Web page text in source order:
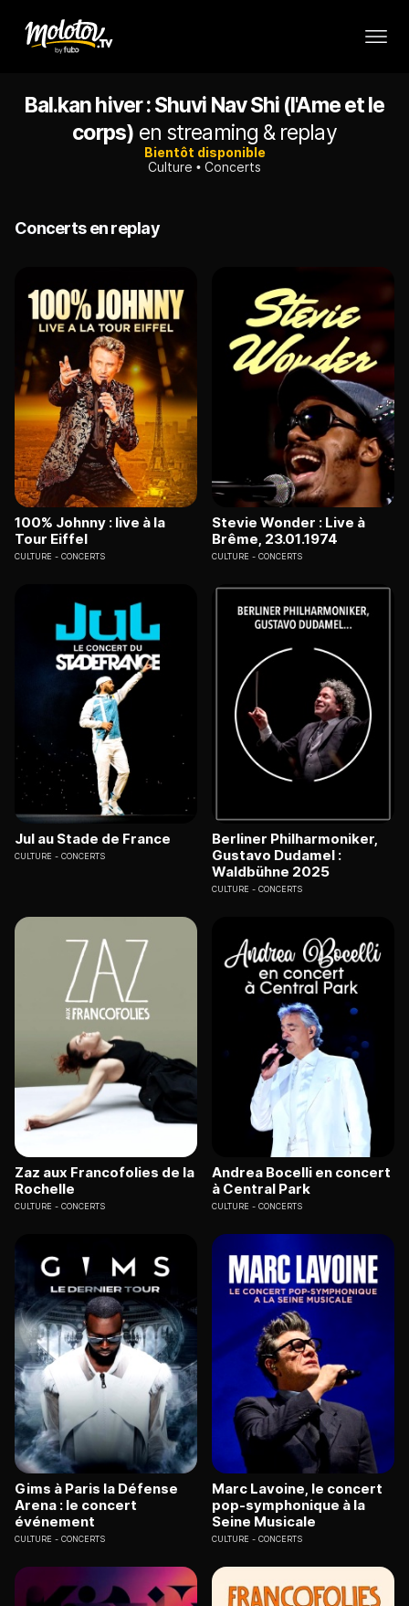
Bal.kan hiver : Shuvi Nav Shi (l'Ame et le
corps) en streaming & replay
Bientôt disponible
Culture
Concerts
Concerts en replay
100% Johnny : live à la
Tour Eiffel
CULTURE CONCERTS
Stevie Wonder : Live à
Brême, 23.01.1974
CULTURE CONCERTS
Jul au Stade de France
CULTURE CONCERTS
Berliner Philharmoniker,
Gustavo Dudamel :
Waldbühne 2025
CULTURE CONCERTS
Zaz aux Francofolies de la
Rochelle
CULTURE CONCERTS
Andrea Bocelli en concert
à Central Park
CULTURE CONCERTS
Gims à Paris la Défense
Arena : le concert
événement
CULTURE CONCERTS
Marc Lavoine, le concert
pop-symphonique à la
Seine Musicale
CULTURE CONCERTS